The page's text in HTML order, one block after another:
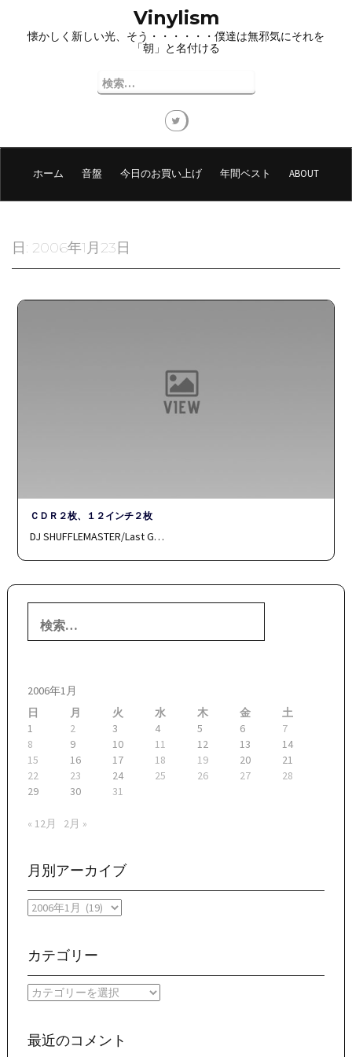
プ
Vinylism
懐かしく新しい光、そう・・・・・・僕達は無邪気にそれを
「朝」と名付ける
検
索:
ホーム 音盤 今日のお買い上げ 年間ベスト ABOUT
日: 2006年1月23日
ＣＤＲ２枚、１２インチ２枚
DJ SHUFFLEMASTER/Last G…
索:
2006年1月
日
月 火 水 木 金
土
1
2 3 4 5 6
7
8
9 10 11 12 13
14
15
16 17 18 19 20
21
22
23 24 25 26 27
28
29
30 31
« 12月 2月 »
月別アーカイブ
月
ー
イ
ブ
カテゴリー
カ
リ
最近のコメント